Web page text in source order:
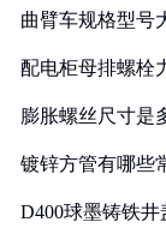
曲臂车规格型号
配电柜母排螺栓
膨胀螺丝尺寸是
镀锌方管有哪些
D400球墨铸铁井